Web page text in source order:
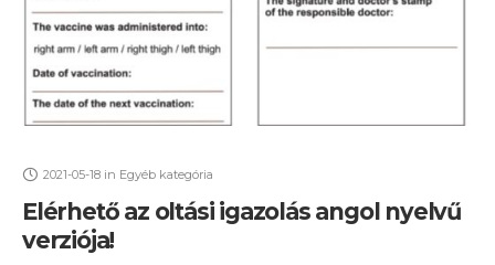
2021-05-18 in Egyéb kategória
Elérhető az oltási igazolás angol nyelvű
verziója!